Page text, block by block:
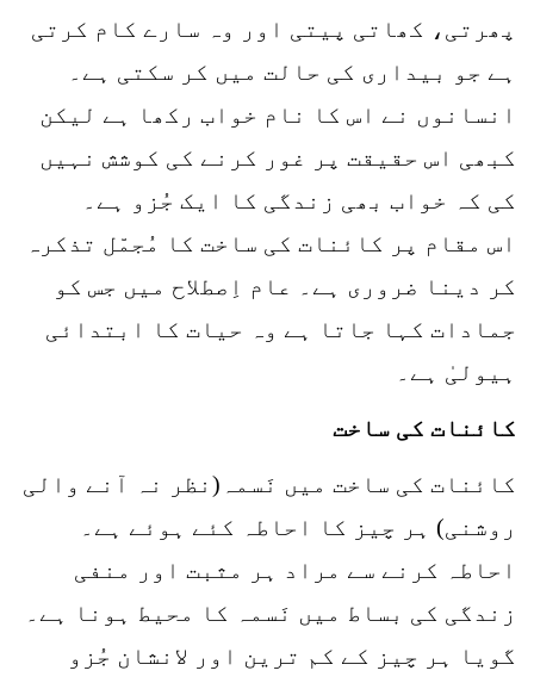
پھرتی، کھاتی پیتی اور وہ سارے کام کرتی
ہے جو بیداری کی حالت میں کر سکتی ہے۔
انسانوں نے اس کا نام خواب رکھا ہے لیکن
کبھی اس حقیقت پر غور کرنے کی کوشش نہیں
کی کہ خواب بھی زندگی کا ایک جُزو ہے۔
اس مقام پر کائنات کی ساخت کا مُجمّل تذکرہ
کر دینا ضروری ہے۔ عام اِصطلاح میں جس کو
جمادات کہا جاتا ہے وہ حیات کا ابتدائی
ہیولیٰ ہے۔
کائنات کی ساخت
کائنات کی ساخت میں نَسمہ(نظر نہ آنے والی
روشنی) ہر چیز کا احاطہ کئے ہوئے ہے۔
احاطہ کرنے سے مراد ہر مثبت اور منفی
زندگی کی بساط میں نَسمہ کا محیط ہونا ہے۔
گویا ہر چیز کے کم ترین اور لانشان جُزو